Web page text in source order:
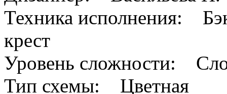
Техника исполнения:
крест
Уровень сложности:
Тип схемы: Цветная